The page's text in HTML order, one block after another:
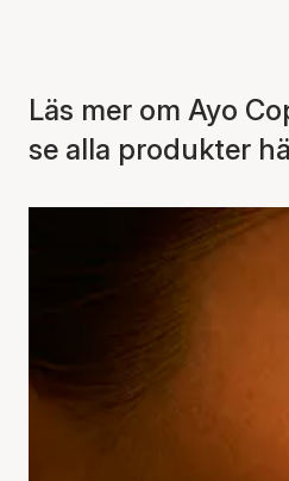
Läs mer om Ayo
se alla produkter